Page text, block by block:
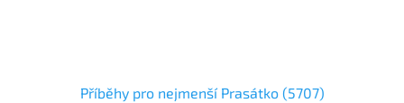
Příběhy pro nejmenší Prasátko (5707)